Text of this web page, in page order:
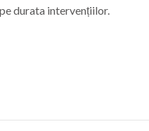
durata intervențiilor.